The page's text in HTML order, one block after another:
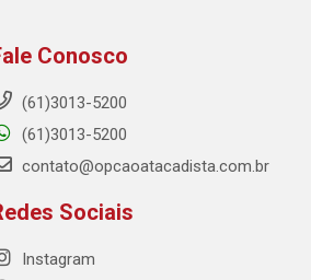
Conosco
(61)3013-5200
(61)3013-5200
contato@opcaoatacadista.com.br
Sociais
Instagram